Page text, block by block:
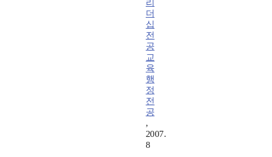
리
더
십
전
공
교
육
행
정
전
공
,
2007.
8